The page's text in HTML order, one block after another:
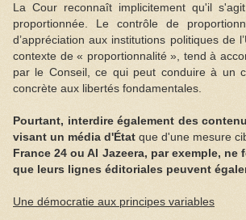
La Cour reconnaît implicitement qu'il
proportionnée. Le contrôle de
d’appréciation aux institutions politiques de
contexte de « proportionnalité », tend à
par le Conseil, ce qui peut conduire à un
concrète aux libertés fondamentales.
Pourtant, interdire également des
visant un média d'État que d'une mesure
France 24 ou Al Jazeera, par exemple,
que leurs lignes éditoriales peuvent
Une démocratie aux principes variables